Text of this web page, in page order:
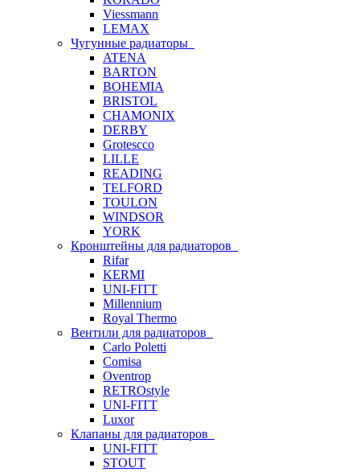
Viessmann
LEMAX
Чугунные радиаторы
ATENA
BARTON
BOHEMIA
BRISTOL
CHAMONIX
DERBY
Grotescco
LILLE
READING
TELFORD
TOULON
WINDSOR
YORK
Кронштейны для радиаторов
Rifar
KERMI
UNI-FITT
Millennium
Royal Thermo
Вентили для радиаторов
Carlo Poletti
Comisa
Oventrop
RETROstyle
UNI-FITT
Luxor
Клапаны для радиаторов
UNI-FITT
STOUT